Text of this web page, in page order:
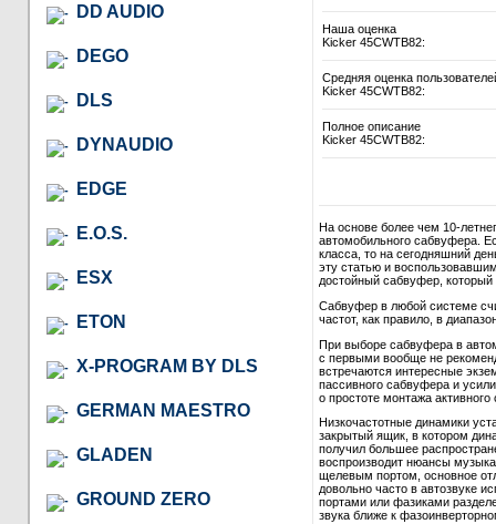
DD AUDIO
DEGO
DLS
DYNAUDIO
EDGE
E.O.S.
ESX
ETON
X-PROGRAM BY DLS
GERMAN MAESTRO
GLADEN
GROUND ZERO
Наша оценка
Kicker 45CWTB82:
Средняя оценка
Kicker 45CWTB82:
Полное описание
Kicker 45CWTB82:
На основе более чем 10-
автомобильного сабвуфера.
класса, то на сегодняшний
эту статью и
достойный сабвуфер, который
Сабвуфер в любой системе
частот, как правило, в
При выборе сабвуфера в
с первыми вообще не
встречаются интересные
пассивного сабвуфера и
о простоте монтажа
Низкочастотные динамики
закрытый ящик, в котором
получил большее
воспроизводит нюансы
щелевым портом, основное
довольно часто в автозвуке
портами или фазиками
звука ближе к